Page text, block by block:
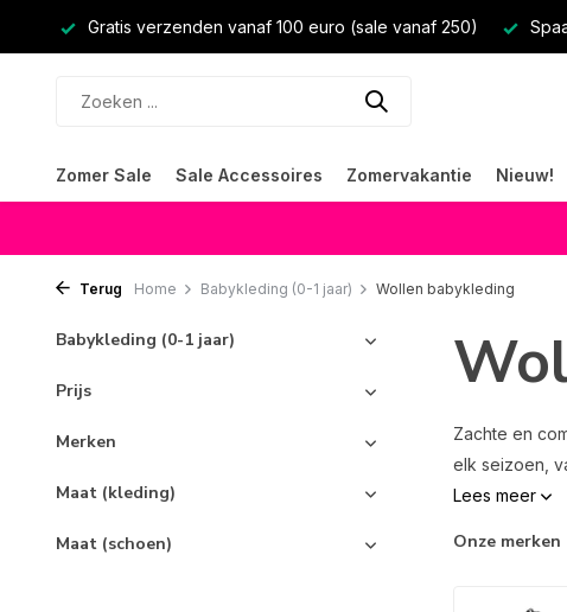
Gratis verzenden vanaf 100 euro (sale vanaf 250)
Zomer Sale Sale Accessoires Zomervakantie Nieuw!
Terug Home Babykleding (0-1 jaar) Wollen babykleding
Babykleding (0-1 jaar)
Prijs
Merken
Maat (kleding)
Maat (schoen)
Zachte en
elk seizoen,
Lees meer
Onze merken